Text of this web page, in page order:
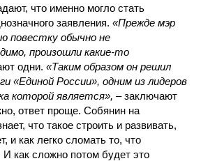
что именно могло стать
заявления. «Прежде мэр
повестку обычно не
произошли какие-то
одни. «Таким образом он решил
«Единой России», одним из лидеров
которой является», – заключают
ответ проще. Собянин на
что такое строить и развивать,
и как легко сломать то, что
И как сложно потом будет это